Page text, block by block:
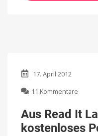
17. April 2012
11 Kommentare
Read
It
Later
Aus Read It
kostenloses